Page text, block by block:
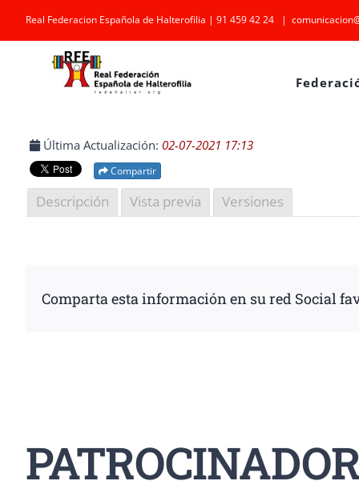
Saltar
al
contenido
Real Federacion Española de Halterofilia | 91 459 42 24 |
Última Actualización: 02-07-2021 17:13
Compartir
Descripción Vista previa Versiones
Comparta esta información en su red Social